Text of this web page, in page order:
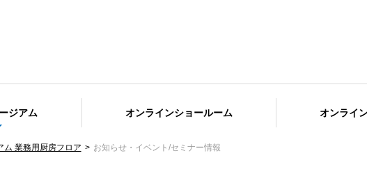
ジアム オンラインショールーム オンライ
ム 業務用厨房フロア お知らせ・イベント/セミナー情報